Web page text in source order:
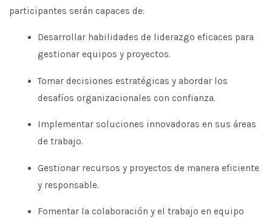
participantes serán capaces de:
Desarrollar habilidades de liderazgo eficaces para
gestionar equipos y proyectos.
Tomar decisiones estratégicas y abordar los
desafíos organizacionales con confianza.
Implementar soluciones innovadoras en sus áreas
de trabajo.
Gestionar recursos y proyectos de manera eficiente
y responsable.
Fomentar la colaboración y el trabajo en equipo